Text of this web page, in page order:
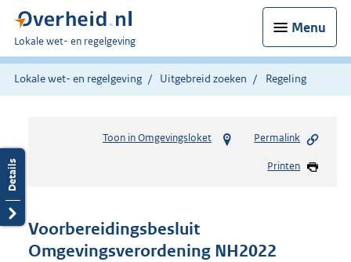
Menu
U
bent
hier:
Lokale wet- en regelgeving
Lokale wet- en regelgeving Uitgebreid zoeken Regeling
Toon in Omgevingsloket Permalink
Printen
Voorbereidingsbesluit
Omgevingsverordening NH2022